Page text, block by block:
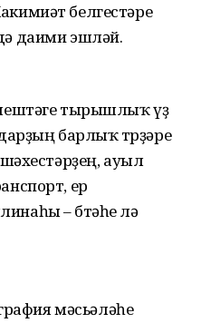
белгестәре
даими эшләй.
тырышлыҡ үҙ
барлыҡ төрҙәре
ауыл
ер
– бөтәһе лә
мәсьәләһе